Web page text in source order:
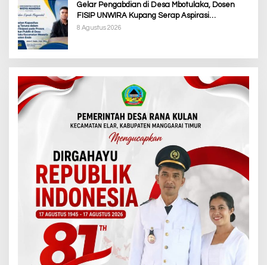
Gelar Pengabdian di Desa Mbotulaka, Dosen
FISIP UNWIRA Kupang Serap Aspirasi
Masyarakat & Penguatan Kapasitas Karang
8 Agustus 2026